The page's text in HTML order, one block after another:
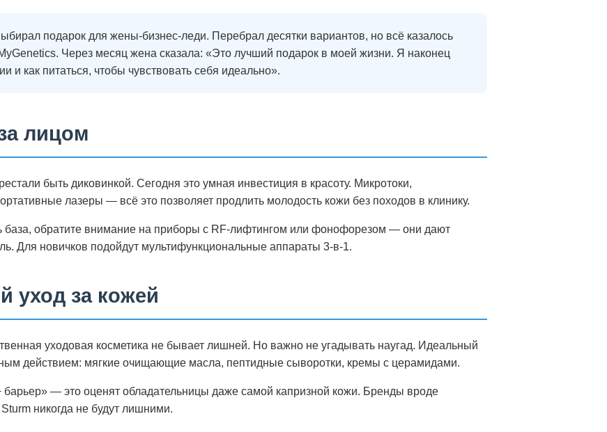
подарок для жены-бизнес-леди. Перебрал десятки вариантов, но всё казалось
Через месяц жена сказала: «Это лучший подарок в моей жизни. Я наконец
и как питаться, чтобы чувствовать себя идеально».
лицом
быть диковинкой. Сегодня это умная инвестиция в красоту. Микротоки,
лазеры — всё это позволяет продлить молодость кожи без походов в клинику.
база, обратите внимание на приборы с RF-лифтингом или фонофорезом — они дают
Для новичков подойдут мультифункциональные аппараты 3-в-1.
уход за кожей
уходовая косметика не бывает лишней. Но важно не угадывать наугад. Идеальный
действием: мягкие очищающие масла, пептидные сыворотки, кремы с церамидами.
барьер» — это оценят обладательницы даже самой капризной кожи. Бренды вроде
никогда не будут лишними.